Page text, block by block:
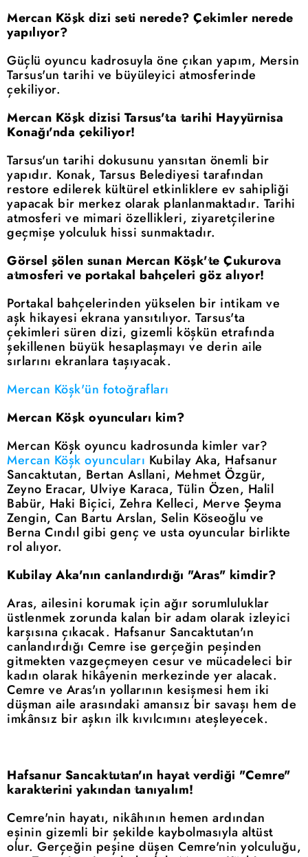
Mercan Köşk dizi seti nerede? Çekimler nerede
yapılıyor?
Güçlü oyuncu kadrosuyla öne çıkan yapım, Mersin
Tarsus'un tarihi ve büyüleyici atmosferinde
çekiliyor.
Mercan Köşk dizisi Tarsus'ta tarihi Hayyürnisa
Konağı'nda çekiliyor!
Tarsus'un tarihi dokusunu yansıtan önemli bir
yapıdır. Konak, Tarsus Belediyesi tarafından
restore edilerek kültürel etkinliklere ev sahipliği
yapacak bir merkez olarak planlanmaktadır. Tarihi
atmosferi ve mimari özellikleri, ziyaretçilerine
geçmişe yolculuk hissi sunmaktadır.
Görsel şölen sunan Mercan Köşk'te Çukurova
atmosferi ve portakal bahçeleri göz alıyor!
Portakal bahçelerinden yükselen bir intikam ve
aşk hikayesi ekrana yansıtılıyor. Tarsus'ta
çekimleri süren dizi, gizemli köşkün etrafında
şekillenen büyük hesaplaşmayı ve derin aile
sırlarını ekranlara taşıyacak.
Mercan Köşk'ün fotoğrafları
Mercan Köşk oyuncuları kim?
Mercan Köşk oyuncu kadrosunda kimler var?
Mercan Köşk oyuncuları Kubilay Aka, Hafsanur
Sancaktutan, Bertan Asllani, Mehmet Özgür,
Zeyno Eracar, Ulviye Karaca, Tülin Özen, Halil
Babür, Haki Biçici, Zehra Kelleci, Merve Şeyma
Zengin, Can Bartu Arslan, Selin Köseoğlu ve
Berna Cındıl gibi genç ve usta oyuncular birlikte
rol alıyor.
Kubilay Aka'nın canlandırdığı "Aras" kimdir?
Aras, ailesini korumak için ağır sorumluluklar
üstlenmek zorunda kalan bir adam olarak izleyici
karşısına çıkacak. Hafsanur Sancaktutan'ın
canlandırdığı Cemre ise gerçeğin peşinden
gitmekten vazgeçmeyen cesur ve mücadeleci bir
kadın olarak hikâyenin merkezinde yer alacak.
Cemre ve Aras'ın yollarının kesişmesi hem iki
düşman aile arasındaki amansız bir savaşı hem de
imkânsız bir aşkın ilk kıvılcımını ateşleyecek.
Hafsanur Sancaktutan'ın hayat verdiği "Cemre"
karakterini yakından tanıyalım!
Cemre'nin hayatı, nikâhının hemen ardından
eşinin gizemli bir şekilde kaybolmasıyla altüst
olur. Gerçeğin peşine düşen Cemre'nin yolculuğu,